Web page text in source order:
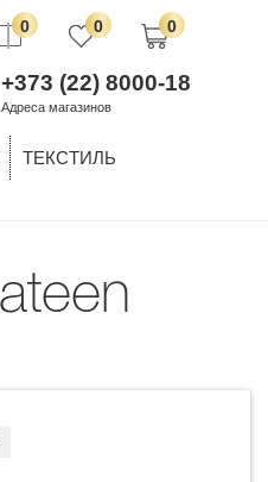
0
0
0
+373 (22) 8000-18
Адреса магазинов
ТЕКСТИЛЬ